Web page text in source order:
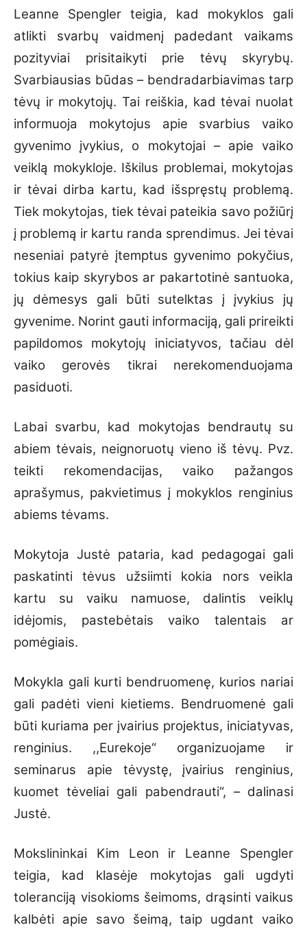
Leanne Spengler teigia, kad mokyklos gali
atlikti svarbų vaidmenį padedant vaikams
pozityviai prisitaikyti prie tėvų skyrybų.
Svarbiausias būdas – bendradarbiavimas tarp
tėvų ir mokytojų. Tai reiškia, kad tėvai nuolat
informuoja mokytojus apie svarbius vaiko
gyvenimo įvykius, o mokytojai – apie vaiko
veiklą mokykloje. Iškilus problemai, mokytojas
ir tėvai dirba kartu, kad išspręstų problemą.
Tiek mokytojas, tiek tėvai pateikia savo požiūrį
į problemą ir kartu randa sprendimus. Jei tėvai
neseniai patyrė įtemptus gyvenimo pokyčius,
tokius kaip skyrybos ar pakartotinė santuoka,
jų dėmesys gali būti sutelktas į įvykius jų
gyvenime. Norint gauti informaciją, gali prireikti
papildomos mokytojų iniciatyvos, tačiau dėl
vaiko gerovės tikrai nerekomenduojama
pasiduoti.
Labai svarbu, kad mokytojas bendrautų su
abiem tėvais, neignoruotų vieno iš tėvų. Pvz.
teikti rekomendacijas, vaiko pažangos
aprašymus, pakvietimus į mokyklos renginius
abiems tėvams.
Mokytoja Justė pataria, kad pedagogai gali
paskatinti tėvus užsiimti kokia nors veikla
kartu su vaiku namuose, dalintis veiklų
idėjomis, pastebėtais vaiko talentais ar
pomėgiais.
Mokykla gali kurti bendruomenę, kurios nariai
gali padėti vieni kietiems. Bendruomenė gali
būti kuriama per įvairius projektus, iniciatyvas,
renginius. ,,Eurekoje“ organizuojame ir
seminarus apie tėvystę, įvairius renginius,
kuomet tėveliai gali pabendrauti“, – dalinasi
Justė.
Mokslininkai Kim Leon ir Leanne Spengler
teigia, kad klasėje mokytojas gali ugdyti
toleranciją visokioms šeimoms, drąsinti vaikus
kalbėti apie savo šeimą, taip ugdant vaiko